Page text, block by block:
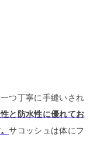
つ丁寧に手縫いされ
と防水性に優れてお
サコッシュは体にフ